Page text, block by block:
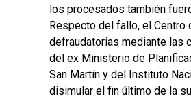
los procesados también
Respecto del fallo, el Centro
defraudatorias mediante las
del ex Ministerio de
San Martín y del Instituto
disimular el fin último de la